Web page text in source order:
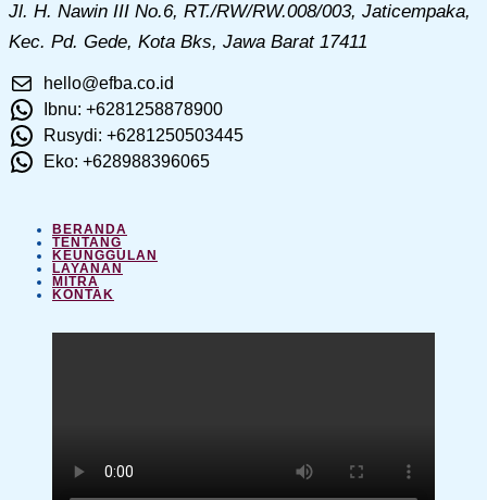
Jl. H. Nawin III No.6, RT./RW/RW.008/003, Jaticempaka,
Kec. Pd. Gede, Kota Bks, Jawa Barat 17411
hello@efba.co.id
Ibnu: +6281258878900
Rusydi: +6281250503445
Eko: +628988396065
BERANDA
TENTANG
KEUNGGULAN
LAYANAN
MITRA
KONTAK